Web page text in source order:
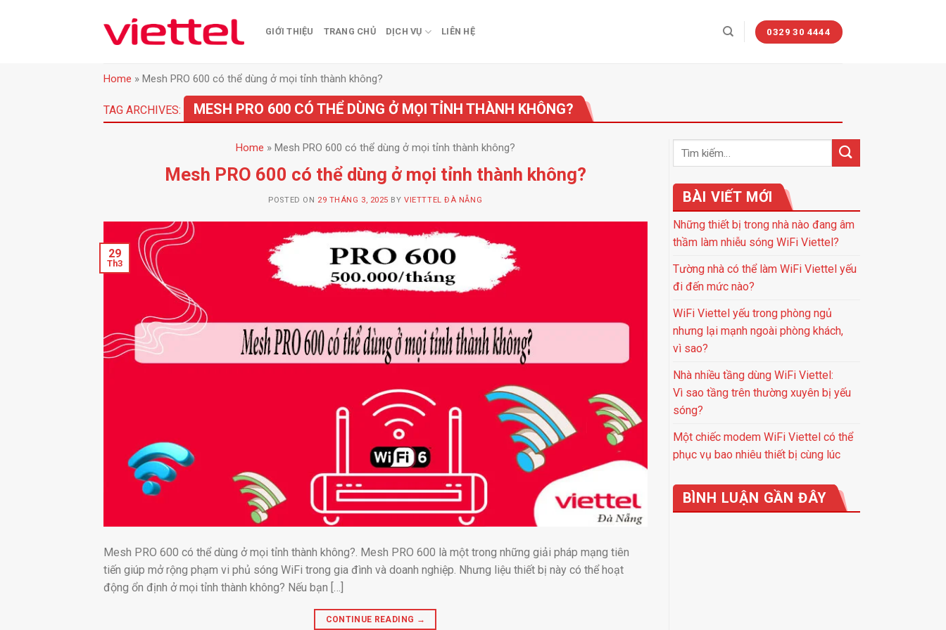
GIỚI THIỆU TRANG CHỦ DỊCH VỤ LIÊN HỆ 0329 30 4444
Home » Mesh PRO 600 có thể dùng ở mọi tỉnh thành không?
TAG ARCHIVES: MESH PRO 600 CÓ THỂ DÙNG Ở MỌI TỈNH THÀNH KHÔNG?
Home » Mesh PRO 600 có thể dùng ở mọi tỉnh thành không?
Mesh PRO 600 có thể dùng ở mọi tỉnh thành không?
POSTED ON 29 THÁNG 3, 2025 BYVIETTTEL ĐÀ NẴNG
29
Th3
Mesh PRO 600 có thể dùng ở mọi tỉnh thành không?. Mesh PRO 600 là một trong những giải pháp mạng tiên
tiến giúp mở rộng phạm vi phủ sóng WiFi trong gia đình và doanh nghiệp. Nhưng liệu thiết bị này có thể hoạt
động ổn định ở mọi tỉnh thành không? Nếu bạn […]
CONTINUE READING →
BÀI VIẾT MỚI
Những thiết bị trong nhà nào đang âm
thầm làm nhiễu sóng WiFi Viettel?
Tường nhà có thể làm WiFi Viettel yếu
đi đến mức nào?
WiFi Viettel yếu trong phòng ngủ
nhưng lại mạnh ngoài phòng khách,
vì sao?
Nhà nhiều tầng dùng WiFi Viettel:
Vì sao tầng trên thường xuyên bị yếu
sóng?
Một chiếc modem WiFi Viettel có thể
phục vụ bao nhiêu thiết bị cùng lúc
BÌNH LUẬN GẦN ĐÂY